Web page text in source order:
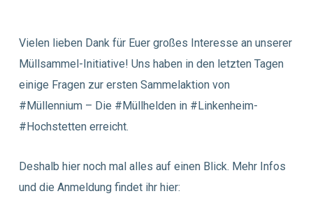
Vielen lieben Dank für Euer großes Interesse an unserer
Müllsammel-Initiative! Uns haben in den letzten Tagen
einige Fragen zur ersten Sammelaktion von
#Müllennium – Die #Müllhelden in #Linkenheim-
#Hochstetten erreicht.
Deshalb hier noch mal alles auf einen Blick. Mehr Infos
und die Anmeldung findet ihr hier: